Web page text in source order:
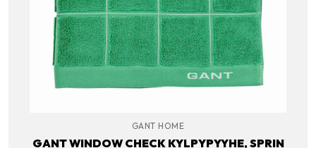
GANT HOME
GANT WINDOW CHECK KYLPYPYYHE, SPRIN